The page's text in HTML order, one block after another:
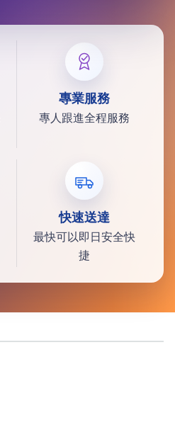
專業服務
專人跟進全程服務
快速送達
最快可以即日安全快
捷